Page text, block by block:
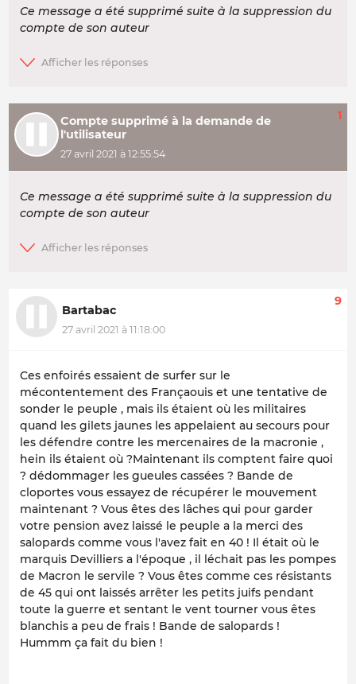
Ce message a été supprimé suite à la suppression du
compte de son auteur
Compte supprimé à la demande de
l'utilisateur
27 avril 2021 à 12:55:54
1
Ce message a été supprimé suite à la suppression du
compte de son auteur
Bartabac
27 avril 2021 à 11:18:00
9
Ces enfoirés essaient de surfer sur le
mécontentement des Françaouis et une tentative de
sonder le peuple , mais ils étaient où les militaires
quand les gilets jaunes les appelaient au secours pour
les défendre contre les mercenaires de la macronie ,
hein ils étaient où ?Maintenant ils comptent faire quoi
? dédommager les gueules cassées ? Bande de
cloportes vous essayez de récupérer le mouvement
maintenant ? Vous êtes des lâches qui pour garder
votre pension avez laissé le peuple a la merci des
salopards comme vous l'avez fait en 40 ! Il était où le
marquis Devilliers a l'époque , il léchait pas les pompes
de Macron le servile ? Vous êtes comme ces résistants
de 45 qui ont laissés arrêter les petits juifs pendant
toute la guerre et sentant le vent tourner vous êtes
blanchis a peu de frais ! Bande de salopards !
Hummm ça fait du bien !